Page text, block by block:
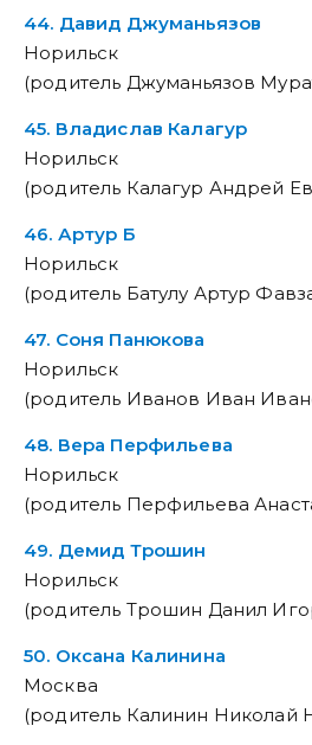
44. Давид Джуманьязов
Норильск
(родитель Джуманьязов
45. Владислав Калагур
Норильск
(родитель Калагур Андрей
46. Артур Б
Норильск
(родитель Батулу Артур
47. Соня Панюкова
Норильск
(родитель Иванов Иван
48. Вера Перфильева
Норильск
(родитель Перфильева
49. Демид Трошин
Норильск
(родитель Трошин Данил
50. Оксана Калинина
Москва
(родитель Калинин Николай